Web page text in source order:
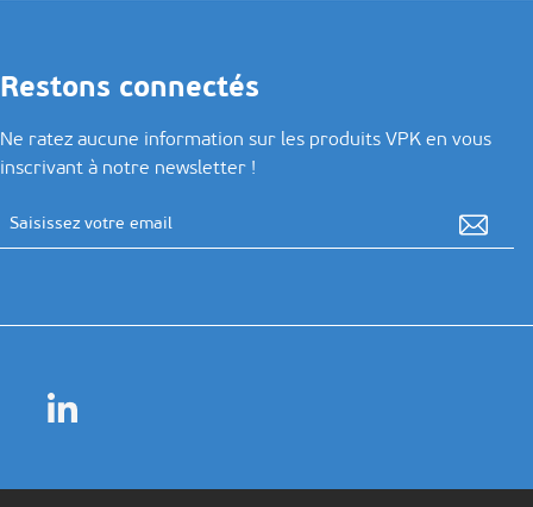
Restons connectés
Ne ratez aucune information sur les produits VPK en vous
inscrivant à notre newsletter !